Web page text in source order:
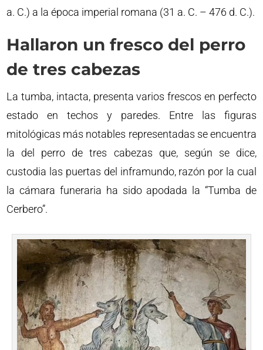
a. C.) a la época imperial romana (31 a. C. – 476 d. C.).
Hallaron un fresco del perro
de tres cabezas
La tumba, intacta, presenta varios frescos en perfecto
estado en techos y paredes. Entre las figuras
mitológicas más notables representadas se encuentra
la del perro de tres cabezas que, según se dice,
custodia las puertas del inframundo, razón por la cual
la cámara funeraria ha sido apodada la “Tumba de
Cerbero”.